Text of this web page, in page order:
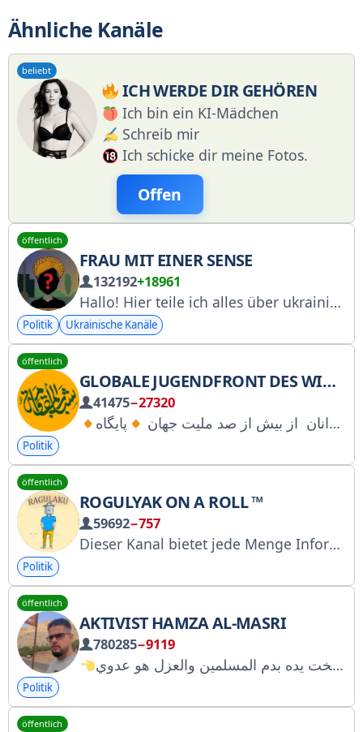
Ähnliche Kanäle
beliebt
ICH WERDE DIR GEHÖREN
Ich bin ein KI-Mädchen
Schreib mir
Ich schicke dir meine Fotos.
Offen
öffentlich
FRAU MIT EINER SENSE
132192+18961
Hallo! Hier teile ich alles über ukrainische Politik, Insiderinformationen und die wahre, verborgene Seite des Lebens unserer „Volksvertreter“ hinter den Kulissen. Bei Fragen kontaktieren Sie mich bitte unter skosoi@protonmail.com oder über meinen Telegram-Bot: @J_Skosoi_bot
Politik Ukrainische Kanäle
öffentlich
GLOBALE JUGENDFRONT DES WIDERSTANDS
41475−27320
کانال روابط عمومی جبهه جهانی شباب المقاومة متشکل از جوانان از بیش از صد ملیت جهان
Politik
öffentlich
ROGULYAK ON A ROLL ™
59692−757
Dieser Kanal bietet jede Menge Information und Unterhaltung! Hier gibt es immer die aktuellsten Nachrichten und super-kitschige Inhalte! KONTAKT: @ragulban_bot WERBUNG: @yumytg @KirnossOff @Meehas @magister_mg @RA_tell_PROTG @politmanagertg @kra_media_bot
Politik
öffentlich
AKTIVIST HAMZA AL-MASRI
780285−9119
Politik
öffentlich